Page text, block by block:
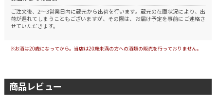
ご注文後、2～3営業日内に蔵元から出荷を行います。 蔵元の在庫状況により、出
荷が遅れてしまうこともございますが、その際は、お届け予定を事前にご連絡さ
せていただきます。
※お酒は20歳になってから。当店は20歳未満の方への酒類の販売を行っておりません。
商品レビュー